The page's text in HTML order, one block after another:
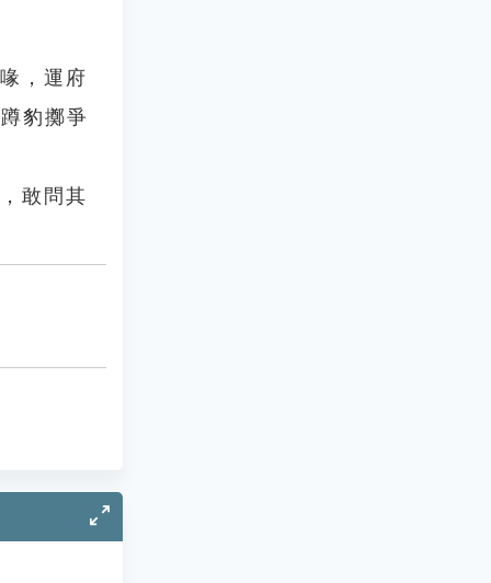
，運府
豹擲爭
敢問其